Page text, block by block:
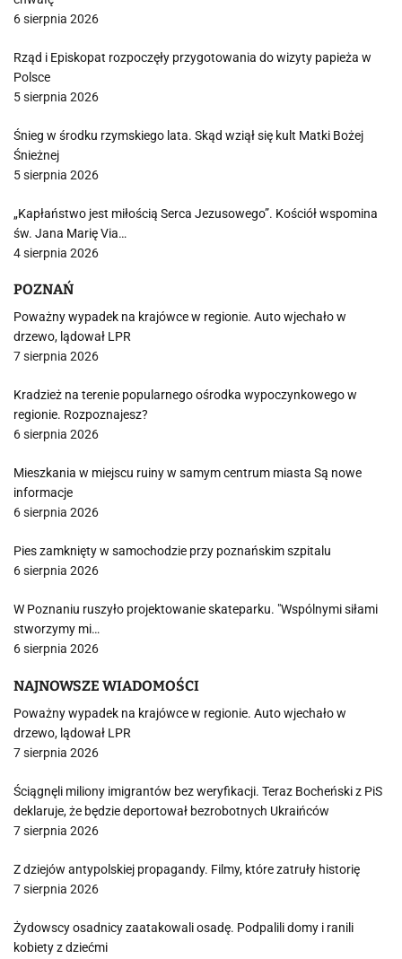
6 sierpnia 2026
Rząd i Episkopat rozpoczęły przygotowania do wizyty papieża w
Polsce
5 sierpnia 2026
Śnieg w środku rzymskiego lata. Skąd wziął się kult Matki Bożej
Śnieżnej
5 sierpnia 2026
„Kapłaństwo jest miłością Serca Jezusowego”. Kościół wspomina
św. Jana Marię Via…
4 sierpnia 2026
POZNAŃ
Poważny wypadek na krajówce w regionie. Auto wjechało w
drzewo, lądował LPR
7 sierpnia 2026
Kradzież na terenie popularnego ośrodka wypoczynkowego w
regionie. Rozpoznajesz?
6 sierpnia 2026
Mieszkania w miejscu ruiny w samym centrum miasta Są nowe
informacje
6 sierpnia 2026
Pies zamknięty w samochodzie przy poznańskim szpitalu
6 sierpnia 2026
W Poznaniu ruszyło projektowanie skateparku. "Wspólnymi siłami
stworzymy mi…
6 sierpnia 2026
NAJNOWSZE WIADOMOŚCI
Poważny wypadek na krajówce w regionie. Auto wjechało w
drzewo, lądował LPR
7 sierpnia 2026
Ściągnęli miliony imigrantów bez weryfikacji. Teraz Bocheński z PiS
deklaruje, że będzie deportował bezrobotnych Ukraińców
7 sierpnia 2026
Z dziejów antypolskiej propagandy. Filmy, które zatruły historię
7 sierpnia 2026
Żydowscy osadnicy zaatakowali osadę. Podpalili domy i ranili
kobiety z dziećmi